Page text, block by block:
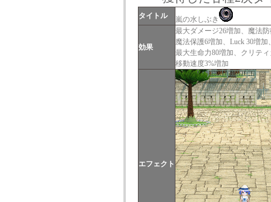
タイトル 嵐の水しぶき
効果
最大ダメージ26増加、魔法
魔法保護6増加、Luck 30増加
最大生命力80増加、クリテ
移動速度3%増加
エフェクト